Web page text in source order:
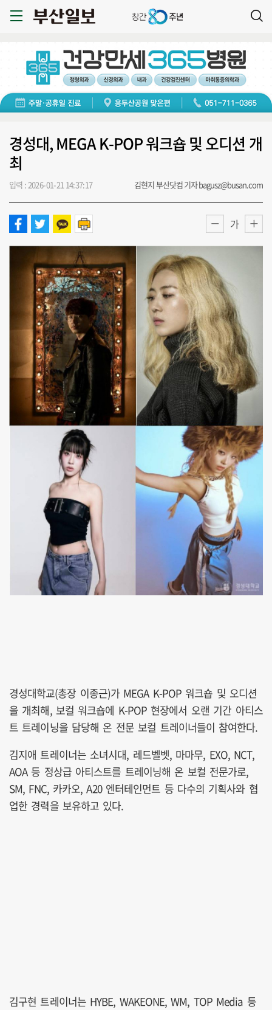
경성대, MEGA K-POP 워크숍 및 오디션 개
최
입력 : 2026-01-21 14:37:17 김현지 부산닷컴 기자 bagusz@busan.com
가
경성대학교(총장 이종근)가 MEGA K-POP 워크숍 및 오디션
을 개최해, 보컬 워크숍에 K-POP 현장에서 오랜 기간 아티스
트 트레이닝을 담당해 온 전문 보컬 트레이너들이 참여한다.
김지애 트레이너는 소녀시대, 레드벨벳, 마마무, EXO, NCT,
AOA 등 정상급 아티스트를 트레이닝해 온 보컬 전문가로,
SM, FNC, 카카오, A20 엔터테인먼트 등 다수의 기획사와 협
업한 경력을 보유하고 있다.
김구현 트레이너는 HYBE, WAKEONE, WM, TOP Media 등